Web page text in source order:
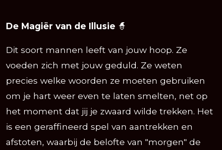
De Magiër van de Illusie 🧙
Dit soort mannen leeft van jouw hoop. Ze
voeden zich met jouw geduld. Ze weten
precies welke woorden ze moeten gebruiken
om je hart weer even te laten smelten, net op
het moment dat jij je zwaard wilde trekken. Het
is een geraffineerd spel van aantrekken en
afstoten, waarbij de belofte van "morgen" de